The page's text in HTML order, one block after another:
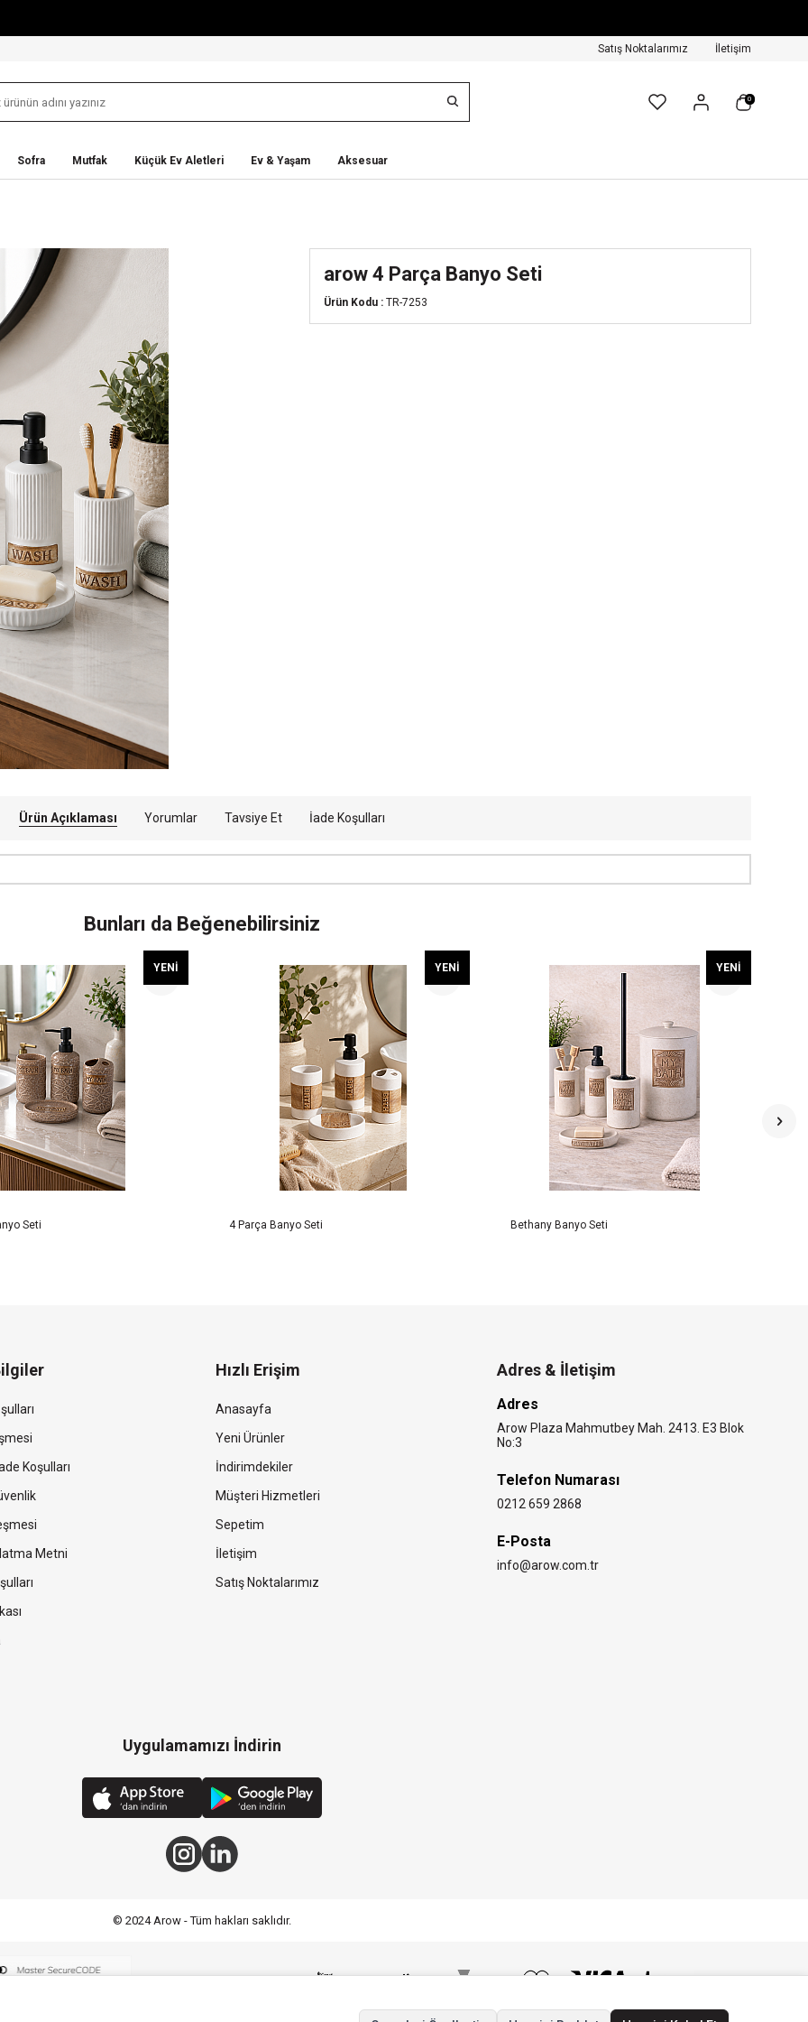
Satış Noktalarımız İletişim
0
Sofra Mutfak Küçük Ev Aletleri Ev & Yaşam Aksesuar
arow 4 Parça Banyo Seti
Ürün Kodu : TR-7253
Ürün Açıklaması Yorumlar Tavsiye Et İade Koşulları
Bunları da Beğenebilirsiniz
YENI
Seti
YENI
4 Parça Banyo Seti
YENI
Bethany Banyo Seti
Koşulları
Metni
Hızlı Erişim
Anasayfa
Yeni Ürünler
İndirimdekiler
Müşteri Hizmetleri
Sepetim
İletişim
Satış Noktalarımız
Adres & İletişim
Adres
Arow Plaza Mahmutbey Mah. 2413. E3 Blok
No:3
Telefon Numarası
0212 659 2868
E-Posta
info@arow.com.tr
Uygulamamızı İndirin
© 2024 Arow - Tüm hakları saklıdır.